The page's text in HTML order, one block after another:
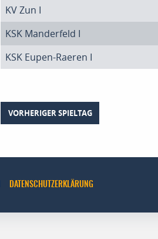
KV Zun I
KSK Manderfeld I
KSK Eupen-Raeren I
VORHERIGER SPIELTAG
DATENSCHUTZERKLÄRUNG